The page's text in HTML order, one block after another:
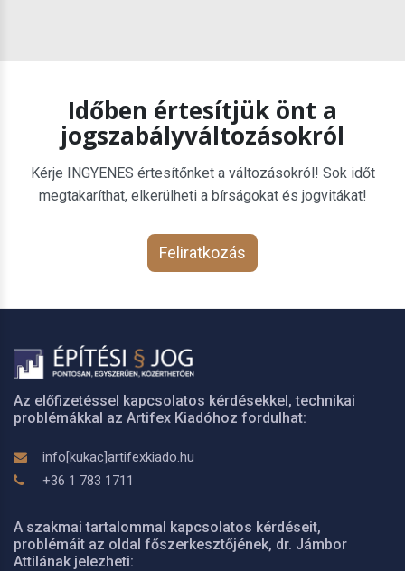
Időben értesítjük önt a
jogszabályváltozásokról
Kérje INGYENES értesítőnket a változásokról! Sok időt
megtakaríthat, elkerülheti a bírságokat és jogvitákat!
Feliratkozás
Az előfizetéssel kapcsolatos kérdésekkel, technikai
problémákkal az Artifex Kiadóhoz fordulhat:
info[kukac]artifexkiado.hu
+36 1 783 1711
A szakmai tartalommal kapcsolatos kérdéseit,
problémáit az oldal főszerkesztőjének, dr. Jámbor
Attilának jelezheti: